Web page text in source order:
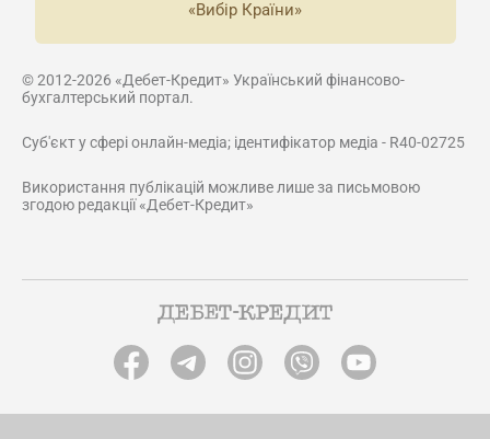
«Вибір Країни»
© 2012-2026 «Дебет-Кредит» Український фінансово-
бухгалтерський портал.
Суб'єкт у сфері онлайн-медіа; ідентифікатор медіа - R40-02725
Використання публікацій можливе лише за письмовою
згодою редакції «Дебет-Кредит»